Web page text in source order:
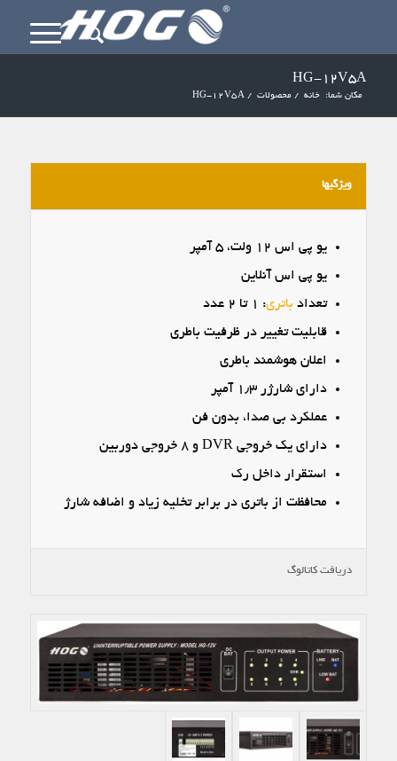
HG-12V5A
مکان شما: خانه / محصولات /
HG-12V5A
ویژگیها
یو پی اس ۱۲ ولت، ۵ آمپر
یو پی اس آنلاین
تعداد باتری: ۱ تا ۲ عدد
قابلیت تغییر در ظرفیت باطری
اعلان هوشمند باطری
دارای شارژر ۱٫۳ آمپر
عملکرد بی صدا، بدون فن
دارای یک خروجی DVR و ۸ خروجی دوربین
استقرار داخل رک
محافظت از باتری در برابر تخلیه زیاد و اضافه شارژ
دریافت کاتالوگ